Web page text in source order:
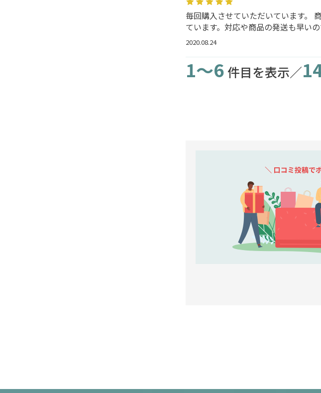
毎回購入させていただいています。
ています。対応や商品の発送も早い
2020.08.24
1～6 件目を表示／